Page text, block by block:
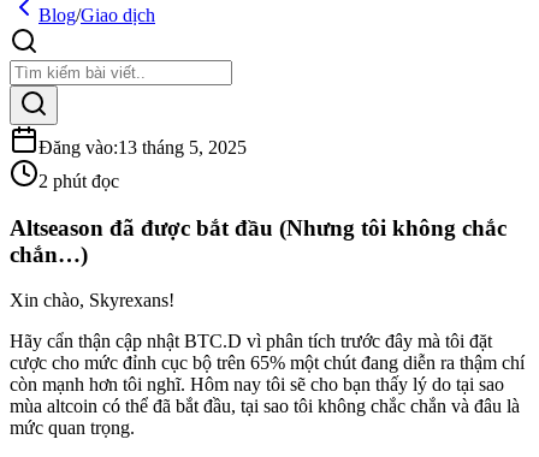
Blog/Giao dịch
Đăng vào:13 tháng 5, 2025
2 phút đọc
Altseason đã được bắt đầu (Nhưng tôi không chắc
chắn…)
Xin chào, Skyrexans!
Hãy cẩn thận cập nhật BTC.D vì phân tích trước đây mà tôi đặt
cược cho mức đỉnh cục bộ trên 65% một chút đang diễn ra thậm chí
còn mạnh hơn tôi nghĩ. Hôm nay tôi sẽ cho bạn thấy lý do tại sao
mùa altcoin có thể đã bắt đầu, tại sao tôi không chắc chắn và đâu là
mức quan trọng.